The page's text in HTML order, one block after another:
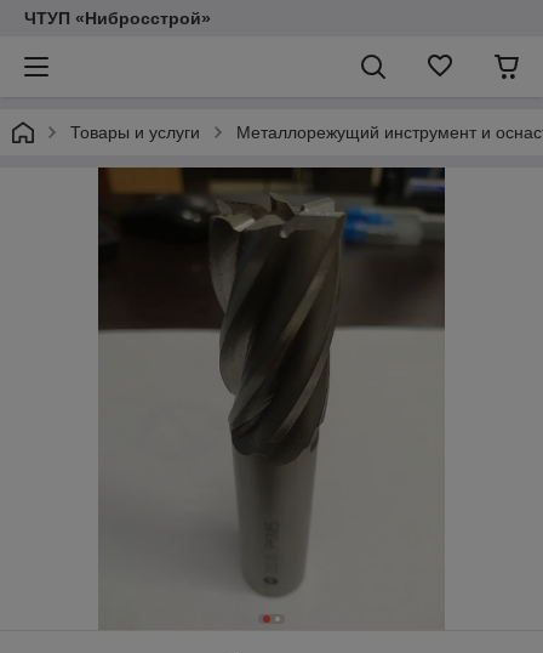
ЧТУП «Нибросстрой»
Товары и услуги Металлорежущий инструмент и